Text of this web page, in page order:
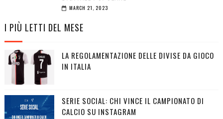
MARCH 21, 2023
I PIÙ LETTI DEL MESE
LA REGOLAMENTAZIONE DELLE DIVISE DA GIOCO
IN ITALIA
SERIE SOCIAL: CHI VINCE IL CAMPIONATO DI
CALCIO SU INSTAGRAM